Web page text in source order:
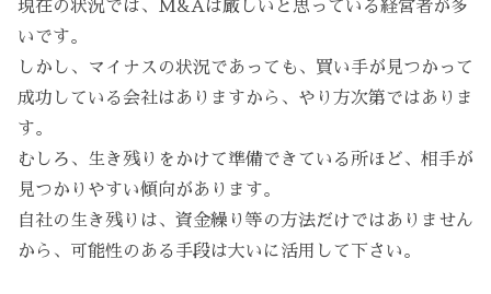
現在の状況では、M&Aは厳しいと思っている経営者が多
いです。
しかし、マイナスの状況であっても、買い手が見つかって
成功している会社はありますから、やり方次第ではありま
す。
むしろ、生き残りをかけて準備できている所ほど、相手が
見つかりやすい傾向があります。
自社の生き残りは、資金繰り等の方法だけではありません
から、可能性のある手段は大いに活用して下さい。